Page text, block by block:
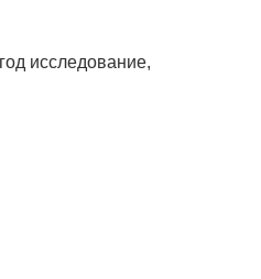
исследование,